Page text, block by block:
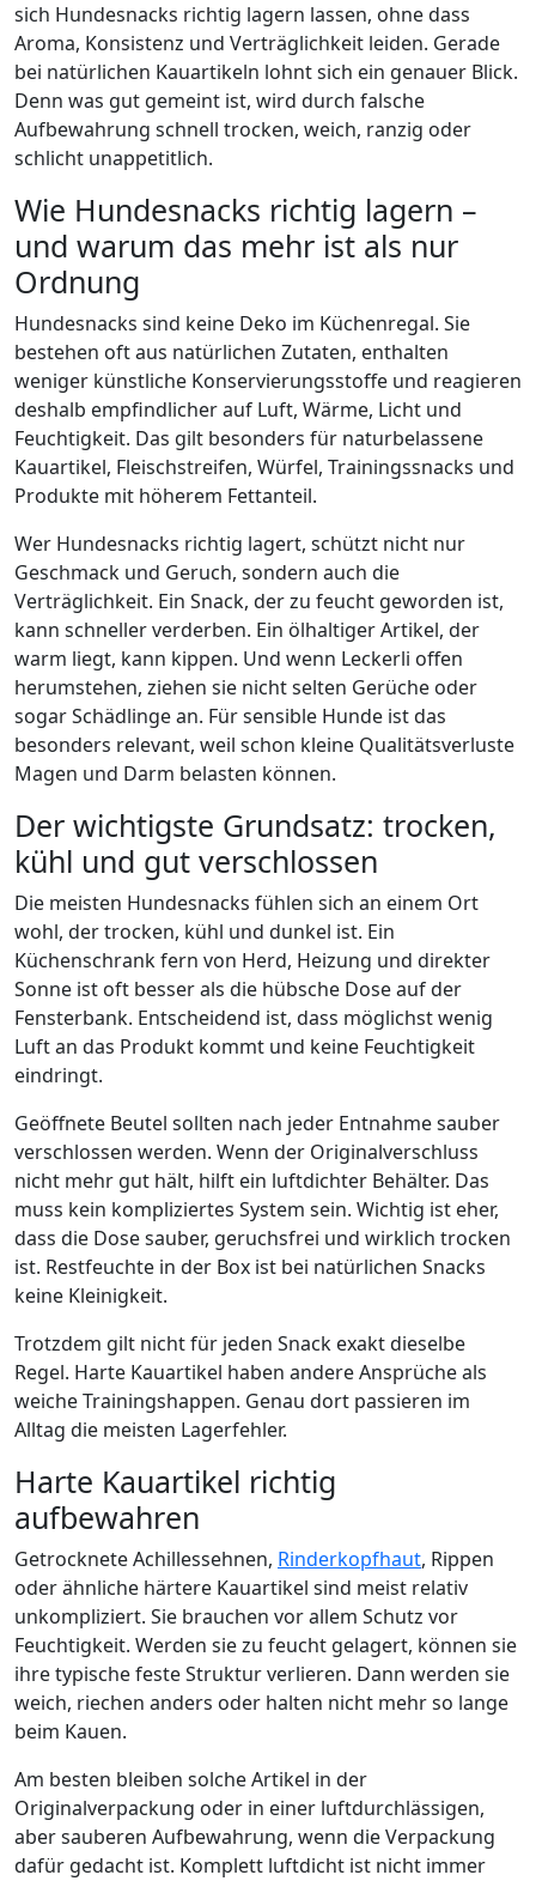
sich Hundesnacks richtig lagern lassen, ohne dass
Aroma, Konsistenz und Verträglichkeit leiden. Gerade
bei natürlichen Kauartikeln lohnt sich ein genauer Blick.
Denn was gut gemeint ist, wird durch falsche
Aufbewahrung schnell trocken, weich, ranzig oder
schlicht unappetitlich.
Wie Hundesnacks richtig lagern –
und warum das mehr ist als nur
Ordnung
Hundesnacks sind keine Deko im Küchenregal. Sie
bestehen oft aus natürlichen Zutaten, enthalten
weniger künstliche Konservierungsstoffe und reagieren
deshalb empfindlicher auf Luft, Wärme, Licht und
Feuchtigkeit. Das gilt besonders für naturbelassene
Kauartikel, Fleischstreifen, Würfel, Trainingssnacks und
Produkte mit höherem Fettanteil.
Wer Hundesnacks richtig lagert, schützt nicht nur
Geschmack und Geruch, sondern auch die
Verträglichkeit. Ein Snack, der zu feucht geworden ist,
kann schneller verderben. Ein ölhaltiger Artikel, der
warm liegt, kann kippen. Und wenn Leckerli offen
herumstehen, ziehen sie nicht selten Gerüche oder
sogar Schädlinge an. Für sensible Hunde ist das
besonders relevant, weil schon kleine Qualitätsverluste
Magen und Darm belasten können.
Der wichtigste Grundsatz: trocken,
kühl und gut verschlossen
Die meisten Hundesnacks fühlen sich an einem Ort
wohl, der trocken, kühl und dunkel ist. Ein
Küchenschrank fern von Herd, Heizung und direkter
Sonne ist oft besser als die hübsche Dose auf der
Fensterbank. Entscheidend ist, dass möglichst wenig
Luft an das Produkt kommt und keine Feuchtigkeit
eindringt.
Geöffnete Beutel sollten nach jeder Entnahme sauber
verschlossen werden. Wenn der Originalverschluss
nicht mehr gut hält, hilft ein luftdichter Behälter. Das
muss kein kompliziertes System sein. Wichtig ist eher,
dass die Dose sauber, geruchsfrei und wirklich trocken
ist. Restfeuchte in der Box ist bei natürlichen Snacks
keine Kleinigkeit.
Trotzdem gilt nicht für jeden Snack exakt dieselbe
Regel. Harte Kauartikel haben andere Ansprüche als
weiche Trainingshappen. Genau dort passieren im
Alltag die meisten Lagerfehler.
Harte Kauartikel richtig
aufbewahren
Getrocknete Achillessehnen, Rinderkopfhaut, Rippen
oder ähnliche härtere Kauartikel sind meist relativ
unkompliziert. Sie brauchen vor allem Schutz vor
Feuchtigkeit. Werden sie zu feucht gelagert, können sie
ihre typische feste Struktur verlieren. Dann werden sie
weich, riechen anders oder halten nicht mehr so lange
beim Kauen.
Am besten bleiben solche Artikel in der
Originalverpackung oder in einer luftdurchlässigen,
aber sauberen Aufbewahrung, wenn die Verpackung
dafür gedacht ist. Komplett luftdicht ist nicht immer